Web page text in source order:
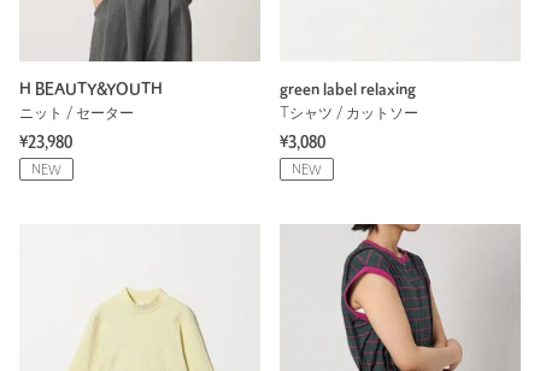
H BEAUTY&YOUTH
ニット / セーター
¥23,980
NEW
green label relaxing
Tシャツ / カットソー
¥3,080
NEW